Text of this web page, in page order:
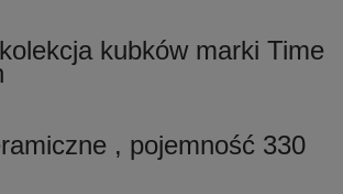
kubków marki Time
, pojemność 330